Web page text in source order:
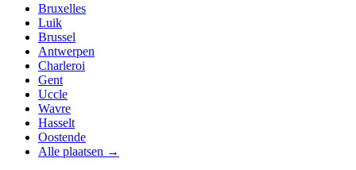
Bruxelles
Luik
Brussel
Antwerpen
Charleroi
Gent
Uccle
Wavre
Hasselt
Oostende
Alle plaatsen →